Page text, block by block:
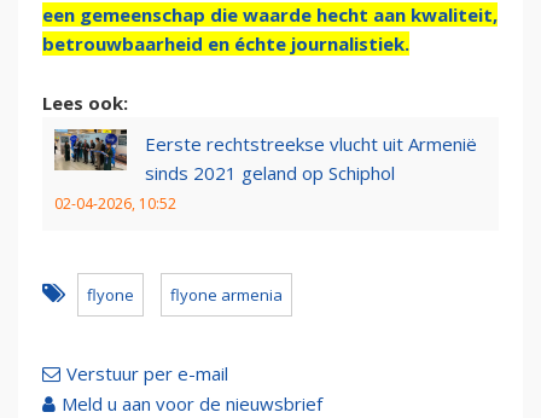
een gemeenschap die waarde hecht aan kwaliteit,
betrouwbaarheid en échte journalistiek.
Lees ook:
Eerste rechtstreekse vlucht uit Armenië
sinds 2021 geland op Schiphol
02-04-2026, 10:52
flyone flyone armenia
Verstuur per e-mail
Meld u aan voor de nieuwsbrief